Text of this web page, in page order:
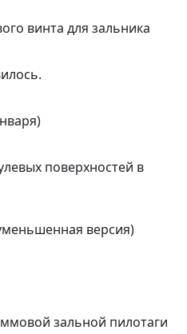
винта для зальника
поверхностей в
версия)
зальной пилотаги